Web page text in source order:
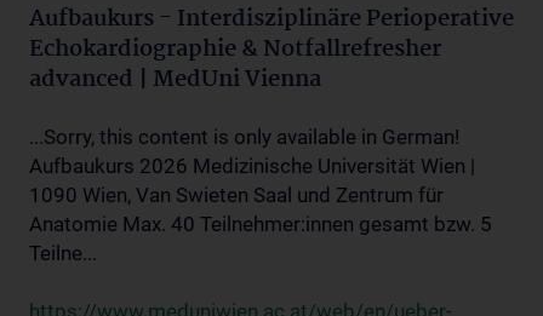
Aufbaukurs - Interdisziplinäre Perioperative
Echokardiographie & Notfallrefresher
advanced | MedUni Vienna
...Sorry, this content is only available in German!
Aufbaukurs 2026 Medizinische Universität Wien |
1090 Wien, Van Swieten Saal und Zentrum für
Anatomie Max. 40 Teilnehmer:innen gesamt bzw. 5
Teilne...
https://www.meduniwien.ac.at/web/en/ueber-